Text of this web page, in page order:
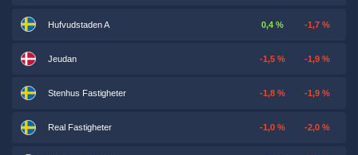
Hufvudstaden A 0,4 % -1,7 %
Jeudan -1,5 % -1,9 %
Stenhus Fastigheter -1,8 % -1,9 %
Real Fastigheter -1,0 % -2,0 %